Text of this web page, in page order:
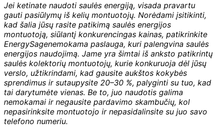
Jei ketinate naudoti saulės energiją, visada pravartu
gauti pasiūlymų iš kelių montuotojų. Norėdami įsitikinti,
kad šalia jūsų rasite patikimą saulės energijos
montuotoją, siūlantį konkurencingas kainas, patikrinkite
EnergySagenemokama paslauga, kuri palengvina saulės
energijos naudojimą. Jame yra šimtai iš anksto patikrintų
saulės kolektorių montuotojų, kurie konkuruoja dėl jūsų
verslo, užtikrindami, kad gausite aukštos kokybės
sprendimus ir sutaupysite 20–30 %, palyginti su tuo, kad
tai darytumėte vienas. Be to, juo naudotis galima
nemokamai ir negausite pardavimo skambučių, kol
nepasirinksite montuotojo ir nepasidalinsite su juo savo
telefono numeriu.